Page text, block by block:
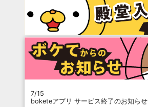
7/15
boketeアプリ サービス終了のお知らせ